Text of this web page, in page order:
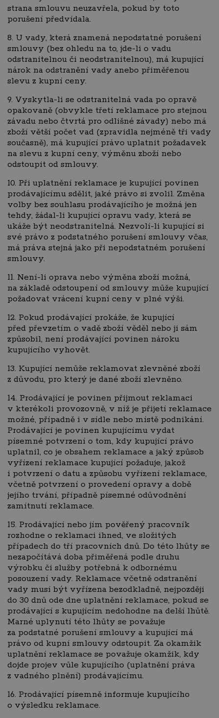
strana smlouvu neuzavřela, pokud by toto
porušení předvídala.
8. U vady, která znamená nepodstatné porušení
smlouvy (bez ohledu na to, jde-li o vadu
odstranitelnou či neodstranitelnou), má kupující
nárok na odstranění vady anebo přiměřenou
slevu z kupní ceny.
9. Vyskytla-li se odstranitelná vada po opravě
opakovaně (obvykle třetí reklamace pro stejnou
závadu nebo čtvrtá pro odlišné závady) nebo má
zboží větší počet vad (zpravidla nejméně tři vady
současně), má kupující právo uplatnit požadavek
na slevu z kupní ceny, výměnu zboží nebo
odstoupit od smlouvy.
10. Při uplatnění reklamace je kupující povinen
prodávajícímu sdělit, jaké právo si zvolil. Změna
volby bez souhlasu prodávajícího je možná jen
tehdy, žádal-li kupující opravu vady, která se
ukáže být neodstranitelná. Nezvolí-li kupující si
své právo z podstatného porušení smlouvy včas,
má práva stejná jako při nepodstatném porušení
smlouvy.
11. Není-li oprava nebo výměna zboží možná,
na základě odstoupení od smlouvy může kupující
požadovat vrácení kupní ceny v plné výši.
12. Pokud prodávající prokáže, že kupující
před převzetím o vadě zboží věděl nebo ji sám
způsobil, není prodávající povinen nároku
kupujícího vyhovět.
13. Kupující nemůže reklamovat zlevněné zboží
z důvodu, pro který je dané zboží zlevněno.
14. Prodávající je povinen přijmout reklamaci
v kterékoli provozovně, v níž je přijetí reklamace
možné, případně i v sídle nebo místě podnikání.
Prodávající je povinen kupujícímu vydat
písemné potvrzení o tom, kdy kupující právo
uplatnil, co je obsahem reklamace a jaký způsob
vyřízení reklamace kupující požaduje, jakož
i potvrzení o datu a způsobu vyřízení reklamace,
včetně potvrzení o provedení opravy a době
jejího trvání, případně písemné odůvodnění
zamítnutí reklamace.
15. Prodávající nebo jím pověřený pracovník
rozhodne o reklamaci ihned, ve složitých
případech do tří pracovních dnů. Do této lhůty se
nezapočítává doba přiměřená podle druhu
výrobku či služby potřebná k odbornému
posouzení vady. Reklamace včetně odstranění
vady musí být vyřízena bezodkladně, nejpozději
do 30 dnů ode dne uplatnění reklamace, pokud se
prodávající s kupujícím nedohodne na delší lhůtě.
Marné uplynutí této lhůty se považuje
za podstatné porušení smlouvy a kupující má
právo od kupní smlouvy odstoupit. Za okamžik
uplatnění reklamace se považuje okamžik, kdy
dojde projev vůle kupujícího (uplatnění práva
z vadného plnění) prodávajícímu.
16. Prodávající písemně informuje kupujícího
o výsledku reklamace.